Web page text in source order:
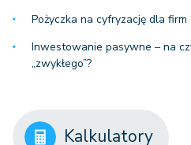
Pożyczka na cyfryzację dla
Inwestowanie pasywne – na
„zwykłego”?
Kalkulatory